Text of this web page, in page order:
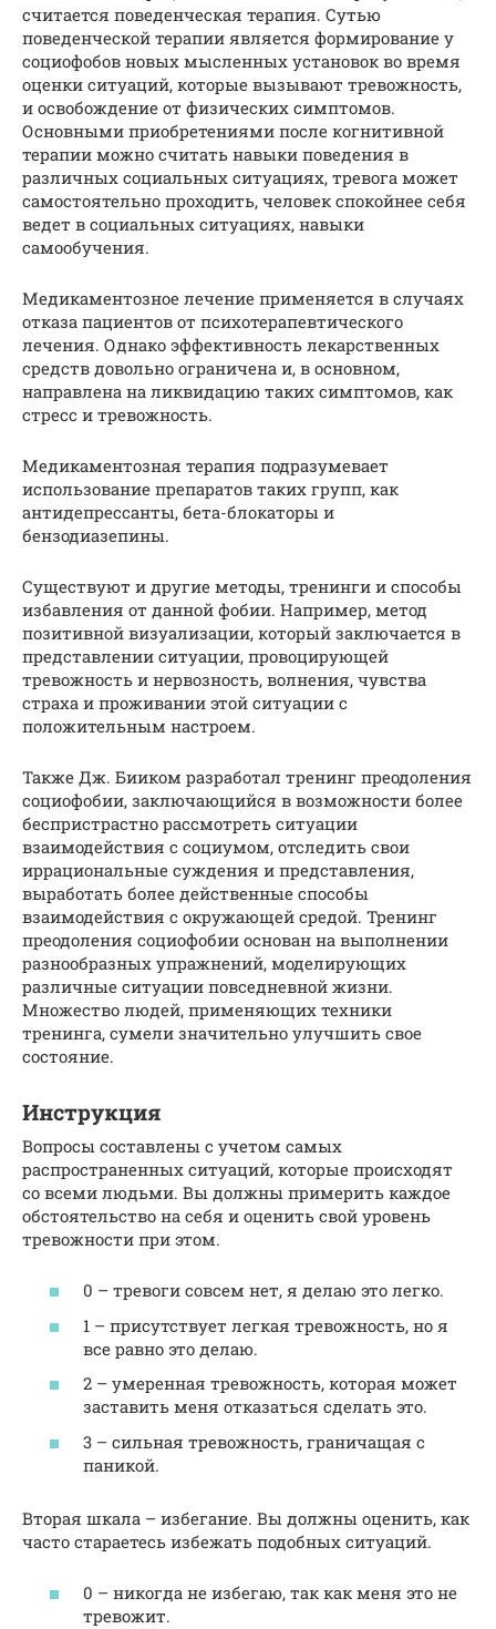
считается поведенческая терапия. Сутью
поведенческой терапии является формирование у
социофобов новых мысленных установок во время
оценки ситуаций, которые вызывают тревожность,
и освобождение от физических симптомов.
Основными приобретениями после когнитивной
терапии можно считать навыки поведения в
различных социальных ситуациях, тревога может
самостоятельно проходить, человек спокойнее себя
ведет в социальных ситуациях, навыки
самообучения.
Медикаментозное лечение применяется в случаях
отказа пациентов от психотерапевтического
лечения. Однако эффективность лекарственных
средств довольно ограничена и, в основном,
направлена на ликвидацию таких симптомов, как
стресс и тревожность.
Медикаментозная терапия подразумевает
использование препаратов таких групп, как
антидепрессанты, бета-блокаторы и
бензодиазепины.
Существуют и другие методы, тренинги и способы
избавления от данной фобии. Например, метод
позитивной визуализации, который заключается в
представлении ситуации, провоцирующей
тревожность и нервозность, волнения, чувства
страха и проживании этой ситуации с
положительным настроем.
Также Дж. Бииком разработал тренинг преодоления
социофобии, заключающийся в возможности более
беспристрастно рассмотреть ситуации
взаимодействия с социумом, отследить свои
иррациональные суждения и представления,
выработать более действенные способы
взаимодействия с окружающей средой. Тренинг
преодоления социофобии основан на выполнении
разнообразных упражнений, моделирующих
различные ситуации повседневной жизни.
Множество людей, применяющих техники
тренинга, сумели значительно улучшить свое
состояние.
Инструкция
Вопросы составлены с учетом самых
распространенных ситуаций, которые происходят
со всеми людьми. Вы должны примерить каждое
обстоятельство на себя и оценить свой уровень
тревожности при этом.
0 – тревоги совсем нет, я делаю это легко.
1 – присутствует легкая тревожность, но я
все равно это делаю.
2 – умеренная тревожность, которая может
заставить меня отказаться сделать это.
3 – сильная тревожность, граничащая с
паникой.
Вторая шкала – избегание. Вы должны оценить, как
часто стараетесь избежать подобных ситуаций.
0 – никогда не избегаю, так как меня это не
тревожит.